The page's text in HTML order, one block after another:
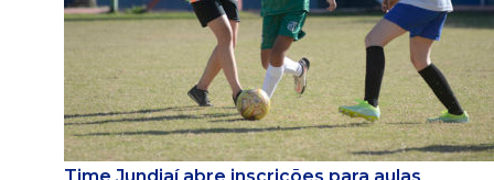
Time Jundiaí abre inscrições para aulas